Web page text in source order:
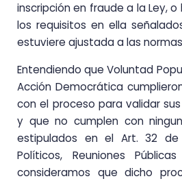
inscripción en fraude a la Ley,
los requisitos en ella
estuviere ajustada a las
Entendiendo que Voluntad
Acción Democrática
con el proceso para validar
y que no cumplen con
estipulados en el Art. 32
Políticos, Reuniones
consideramos que dicho